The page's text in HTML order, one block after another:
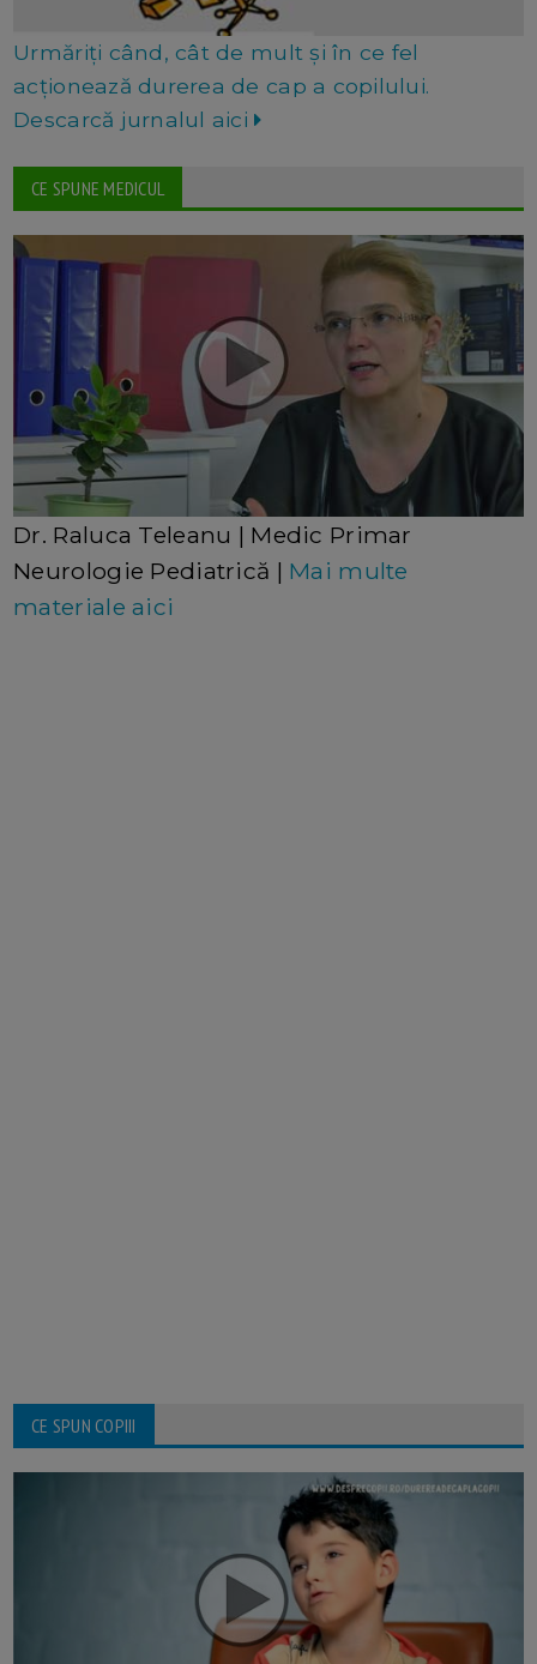
Urmăriți când, cât de mult și în ce fel
acționează durerea de cap a copilului.
Descarcă jurnalul aici
CE SPUNE MEDICUL
Dr. Raluca Teleanu | Medic Primar
Neurologie Pediatrică | Mai multe
materiale aici
CE SPUN COPIII